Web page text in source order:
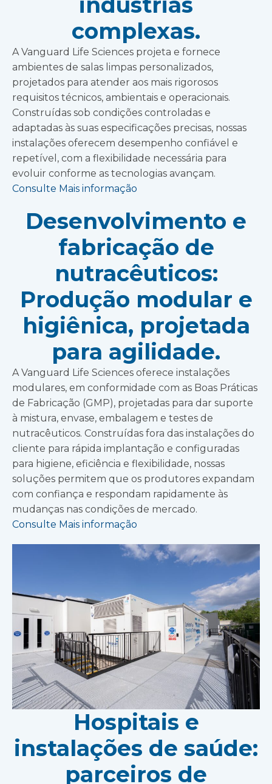
complexas.
A Vanguard Life Sciences projeta e fornece
ambientes de salas limpas personalizados,
projetados para atender aos mais rigorosos
requisitos técnicos, ambientais e operacionais.
Construídas sob condições controladas e
adaptadas às suas especificações precisas, nossas
instalações oferecem desempenho confiável e
repetível, com a flexibilidade necessária para
evoluir conforme as tecnologias avançam.
Consulte Mais informação
Desenvolvimento e
fabricação de
nutracêuticos:
Produção modular e
higiênica, projetada
para agilidade.
A Vanguard Life Sciences oferece instalações
modulares, em conformidade com as Boas Práticas
de Fabricação (GMP), projetadas para dar suporte
à mistura, envase, embalagem e testes de
nutracêuticos. Construídas fora das instalações do
cliente para rápida implantação e configuradas
para higiene, eficiência e flexibilidade, nossas
soluções permitem que os produtores expandam
com confiança e respondam rapidamente às
mudanças nas condições de mercado.
Consulte Mais informação
Hospitais e
instalações de saúde:
parceiros de